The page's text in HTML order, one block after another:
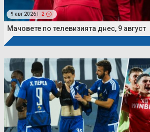
9 авг 2026 | 2
Мачовете по телевизията днес, 9 август